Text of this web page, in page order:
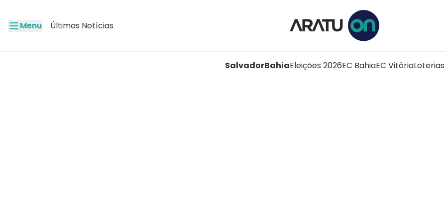
Menu Últimas Notícias
SalvadorBahiaEleições 2026EC BahiaEC VitóriaLoterias